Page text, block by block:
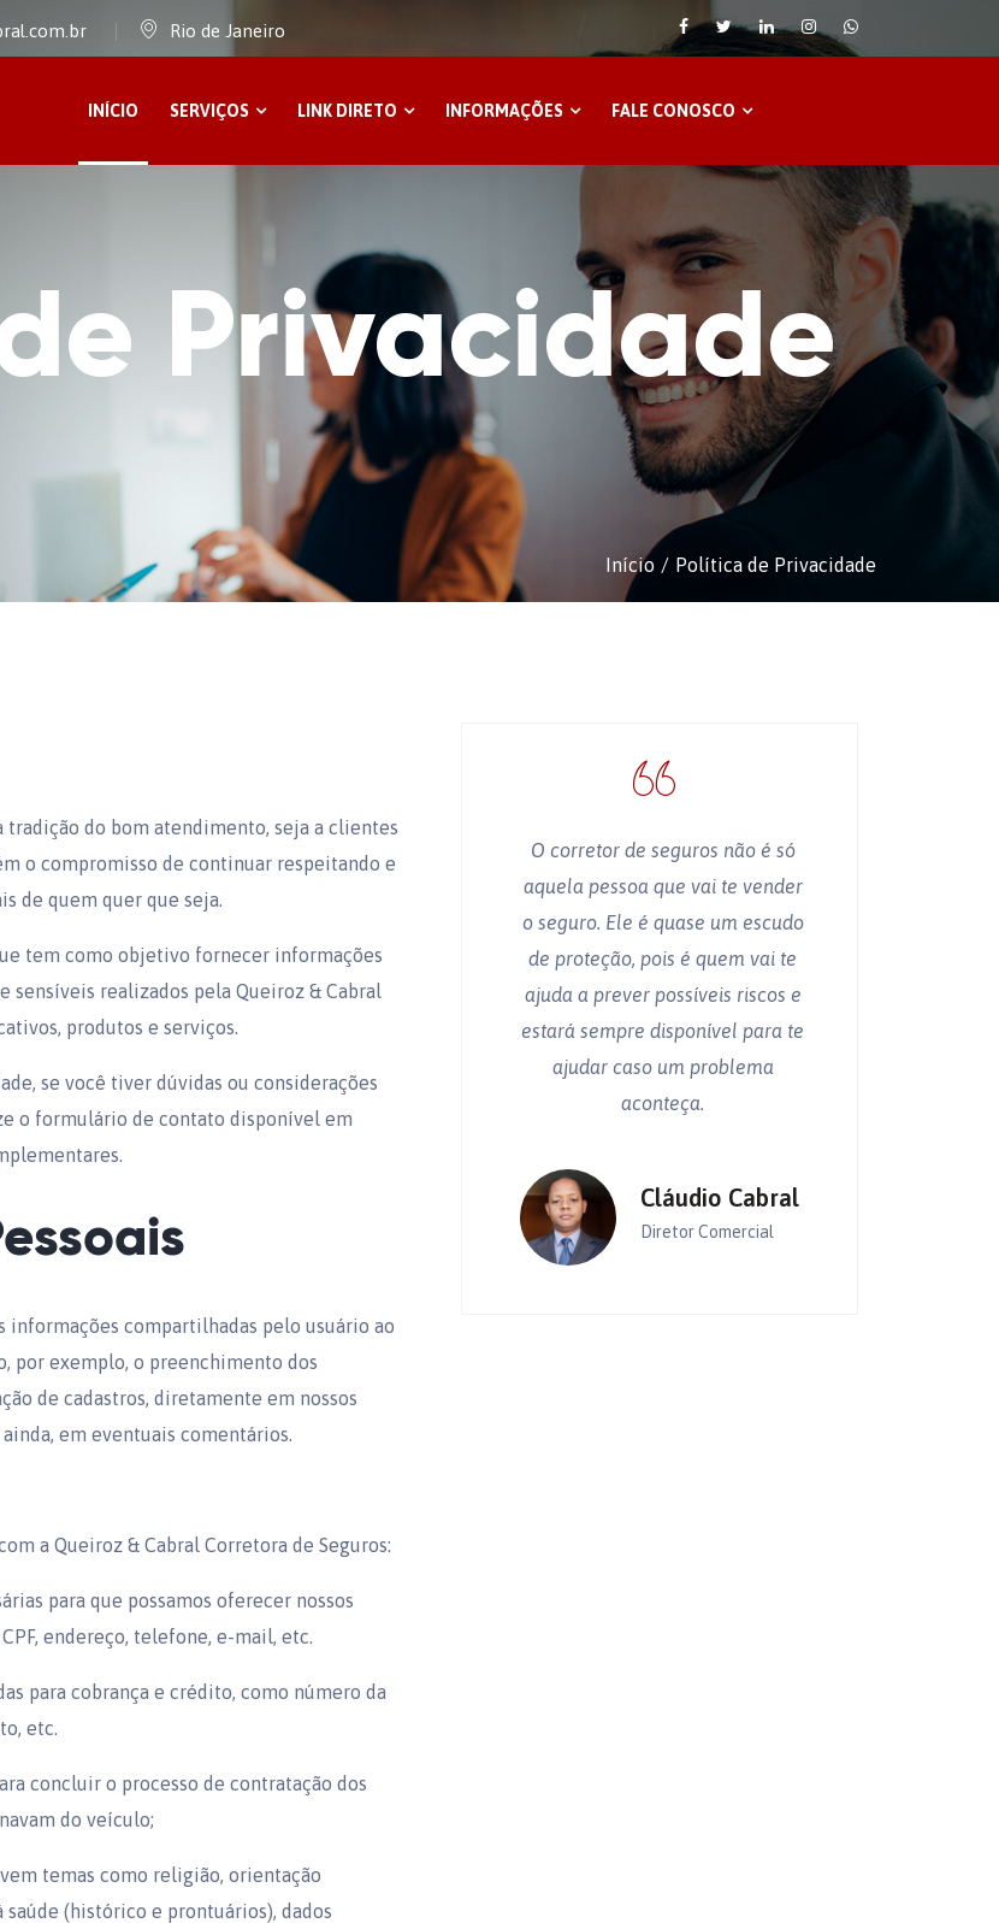
Rio de Janeiro
INÍCIO SERVIÇOS LINK DIRETO INFORMAÇÕES FALE CONOSCO
Privacidade
Início Política de Privacidade
tradição do bom atendimento, seja a clientes
o compromisso de continuar respeitando e
de quem quer que seja.
tem como objetivo fornecer informações
sensíveis realizados pela Queiroz & Cabral
produtos e serviços.
se você tiver dúvidas ou considerações
o formulário de contato disponível em
informações compartilhadas pelo usuário ao
por exemplo, o preenchimento dos
de cadastros, diretamente em nossos
em eventuais comentários.
a Queiroz & Cabral Corretora de Seguros:
para que possamos oferecer nossos
endereço, telefone, e-mail, etc.
para cobrança e crédito, como número da
etc.
concluir o processo de contratação dos
do veículo;
temas como religião, orientação
(histórico e prontuários), dados
O corretor de seguros não é só
aquela pessoa que vai te vender
o seguro. Ele é quase um escudo
de proteção, pois é quem vai te
ajuda a prever possíveis riscos e
estará sempre disponível para te
ajudar caso um problema
aconteça.
Cláudio Cabral
Diretor Comercial